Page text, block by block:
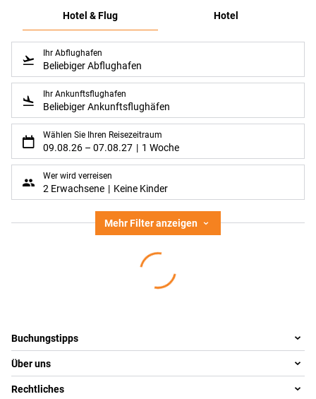
Hotel & Flug
Hotel
Ihr Abflughafen
Beliebiger Abflughafen
Ihr Ankunftsflughafen
Beliebiger Ankunftsflughäfen
Wählen Sie Ihren Reisezeitraum
09.08.26 – 07.08.27 1 Woche
Wer wird verreisen
2 Erwachsene Keine Kinder
Mehr Filter anzeigen
Footer navigation
Buchungstipps
Warum im Reisebüro buchen
Reisewelten
Über uns
Team
Rechtliches